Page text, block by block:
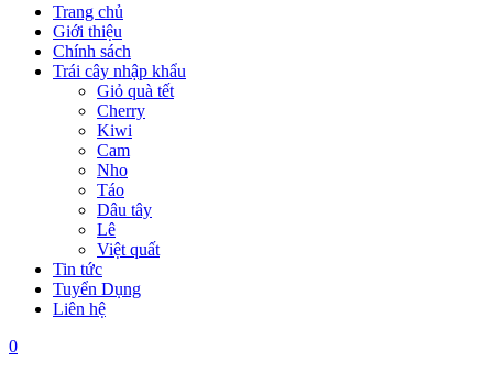
Trang chủ
Giới thiệu
Chính sách
Trái cây nhập khẩu
Giỏ quà tết
Cherry
Kiwi
Cam
Nho
Táo
Dâu tây
Lê
Việt quất
Tin tức
Tuyển Dụng
Liên hệ
0